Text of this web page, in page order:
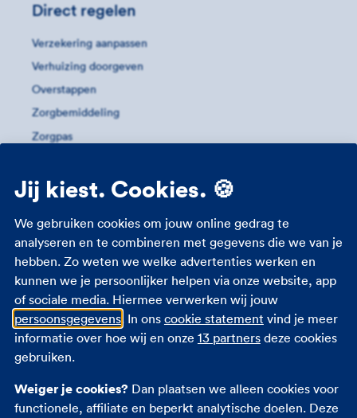
Direct regelen
Verzekering aanpassen
Verhuizing doorgeven
Overstappen
Zorgbemiddeling
Zorgpas
Meer informatie
Zorgverzekering 18 jaar
Zorgverzekering zwangerschap
Zorgtoeslag
Eigen bijdrage
Zorgpremie 2026
Autoverzekering
Jij kiest. Cookies. 🍪
We gebruiken cookies om jouw online gedrag te
analyseren en te combineren met gegevens die we van je
hebben. Zo weten we welke advertenties werken en
kunnen we je persoonlijker helpen via onze website, app
of sociale media. Hiermee verwerken wij jouw
persoonsgegevens. In ons cookie statement vind je meer
informatie over hoe wij en onze 13 partnersdeze cookies
gebruiken.
Weiger je cookies? Dan plaatsen we alleen cookies voor
functionele, affiliate en beperkt analytische doelen. Deze